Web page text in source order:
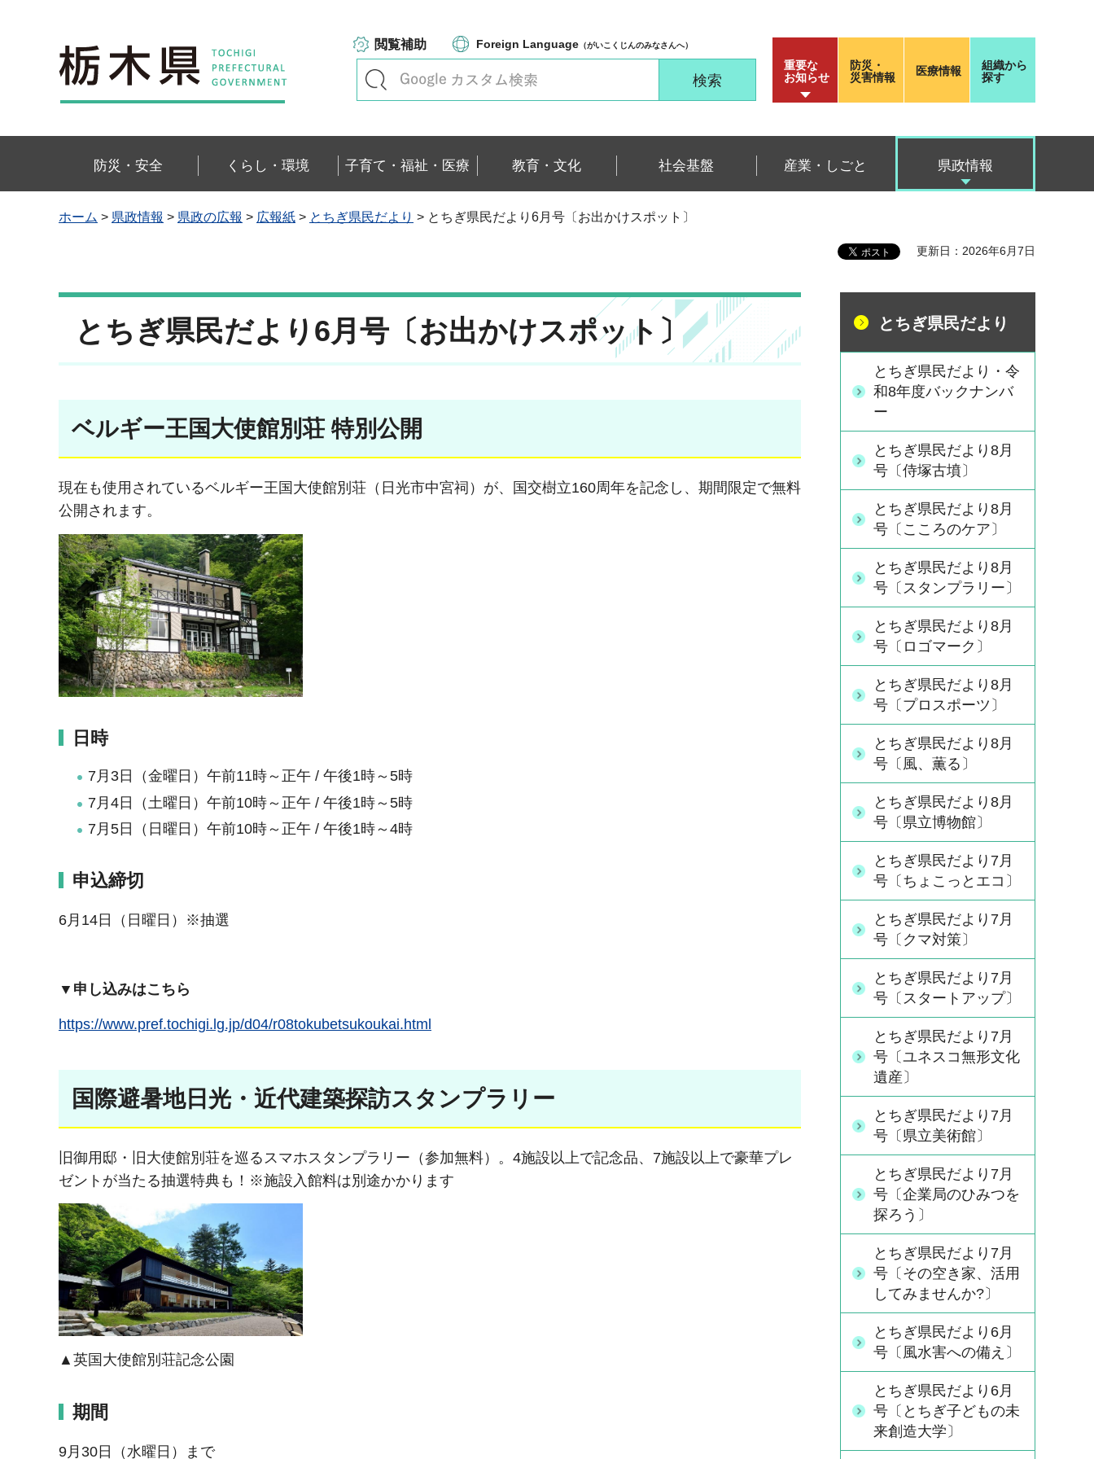
栃木県
閲覧補助 Foreign Language （がいこくじんのみなさんへ）
重要な
お知らせ
防災・
災害情報
医療情報
組織から
探す
防災・安全 くらし・環境 子育て・福祉・医療 教育・文化 社会基盤 産業・しごと 県政情報
ホーム > 県政情報 > 県政の広報 > 広報紙 > とちぎ県民だより > とちぎ県民だより6月号〔お出かけスポット〕
更新日：2026年6月7日
とちぎ県民だより6月号〔お出かけスポット〕
ベルギー王国大使館別荘 特別公開
現在も使用されているベルギー王国大使館別荘（日光市中宮祠）が、国交樹立160周年を記念し、期間限定で無料
公開されます。
日時
7月3日（金曜日）午前11時～正午 / 午後1時～5時
7月4日（土曜日）午前10時～正午 / 午後1時～5時
7月5日（日曜日）午前10時～正午 / 午後1時～4時
申込締切
6月14日（日曜日）※抽選
▼申し込みはこちら
https://www.pref.tochigi.lg.jp/d04/r08tokubetsukoukai.html
国際避暑地日光・近代建築探訪スタンプラリー
旧御用邸・旧大使館別荘を巡るスマホスタンプラリー（参加無料）。4施設以上で記念品、7施設以上で豪華プレ
ゼントが当たる抽選特典も！※施設入館料は別途かかります
▲英国大使館別荘記念公園
期間
9月30日（水曜日）まで
とちぎ県民だより
とちぎ県民だより・令
和8年度バックナンバ
ー
とちぎ県民だより8月
号〔侍塚古墳〕
とちぎ県民だより8月
号〔こころのケア〕
とちぎ県民だより8月
号〔スタンプラリー〕
とちぎ県民だより8月
号〔ロゴマーク〕
とちぎ県民だより8月
号〔プロスポーツ〕
とちぎ県民だより8月
号〔風、薫る〕
とちぎ県民だより8月
号〔県立博物館〕
とちぎ県民だより7月
号〔ちょこっとエコ〕
とちぎ県民だより7月
号〔クマ対策〕
とちぎ県民だより7月
号〔スタートアップ〕
とちぎ県民だより7月
号〔ユネスコ無形文化
遺産〕
とちぎ県民だより7月
号〔県立美術館〕
とちぎ県民だより7月
号〔企業局のひみつを
探ろう〕
とちぎ県民だより7月
号〔その空き家、活用
してみませんか?〕
とちぎ県民だより6月
号〔風水害への備え〕
とちぎ県民だより6月
号〔とちぎ子どもの未
来創造大学〕